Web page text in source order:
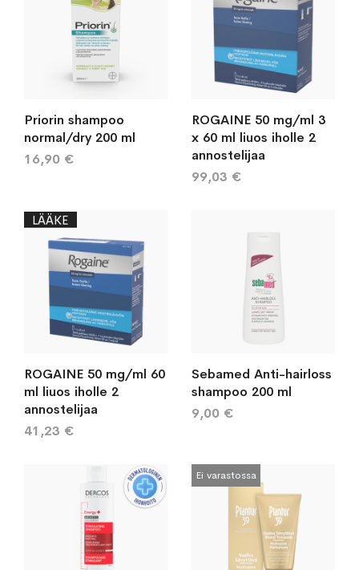
Priorin shampoo
normal/dry 200 ml
16,90 €
ROGAINE 50 mg/ml 3
x 60 ml liuos iholle 2
annostelijaa
99,03 €
LÄÄKE
ROGAINE 50 mg/ml 60
ml liuos iholle 2
annostelijaa
41,23 €
Sebamed Anti-hairloss
shampoo 200 ml
9,00 €
Ei varastossa